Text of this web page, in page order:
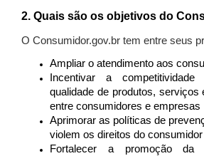
2. Quais são os objetivos do
O Consumidor.gov.br tem entre seus
Ampliar o atendimento aos
Incentivar a
qualidade de produtos, serviços
entre consumidores e empresas
Aprimorar as políticas de
violem os direitos do consumidor
Fortalecer a promoção da